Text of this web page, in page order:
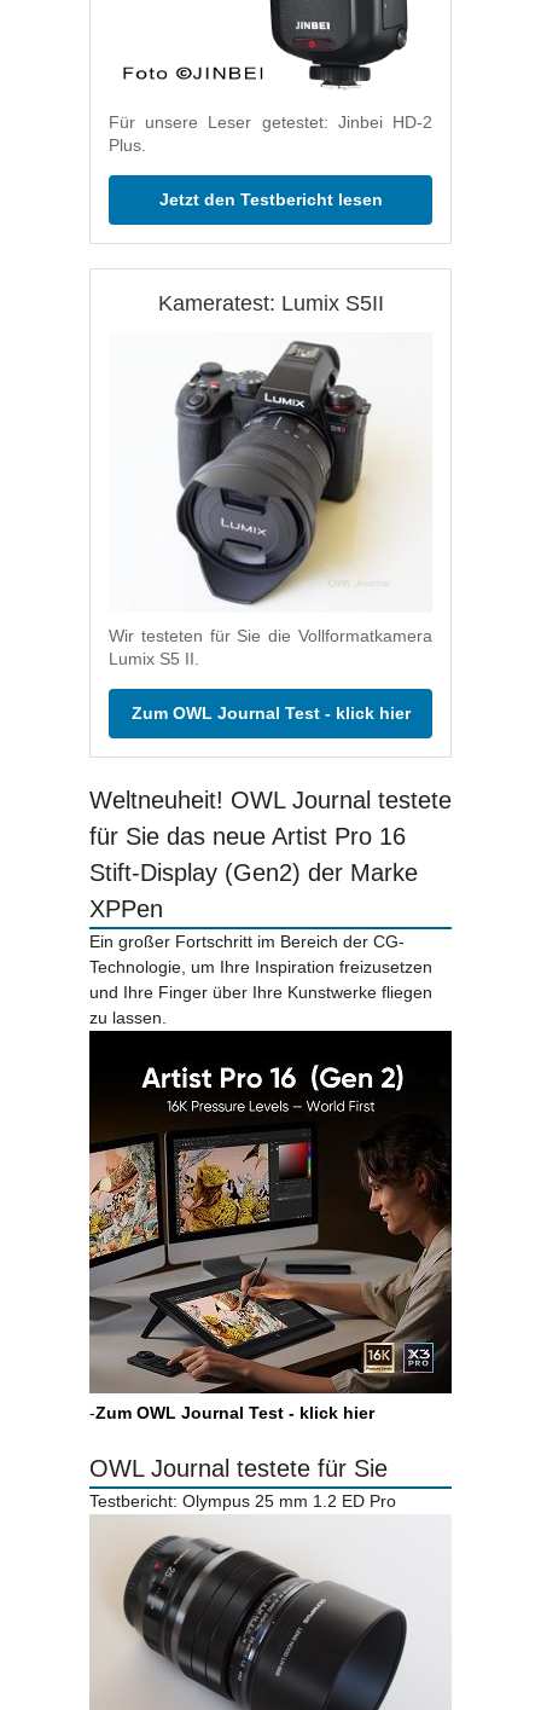
Für unsere Leser getestet: Jinbei HD-2
Plus.
Jetzt den Testbericht lesen
Kameratest: Lumix S5II
Wir testeten für Sie die Vollformatkamera
Lumix S5 II.
Zum OWL Journal Test - klick hier
Weltneuheit! OWL Journal testete
für Sie das neue Artist Pro 16
Stift-Display (Gen2) der Marke
XPPen
Ein großer Fortschritt im Bereich der CG-
Technologie, um Ihre Inspiration freizusetzen
und Ihre Finger über Ihre Kunstwerke fliegen
zu lassen.
-Zum OWL Journal Test - klick hier
OWL Journal testete für Sie
Testbericht: Olympus 25 mm 1.2 ED Pro